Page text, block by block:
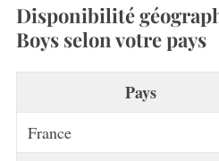
Disponibilité
Boys selon votre pays
Pays
France